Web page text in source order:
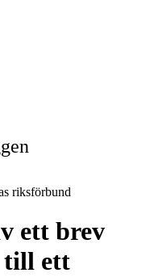
riksförbund
ett brev
till ett